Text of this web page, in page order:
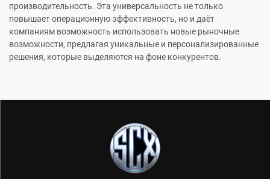
производительность. Эта универсальность не только
повышает операционную эффективность, но и даёт
компаниям возможность использовать новые рыночные
возможности, предлагая уникальные и персонализированные
решения, которые выделяются на фоне конкурентов.